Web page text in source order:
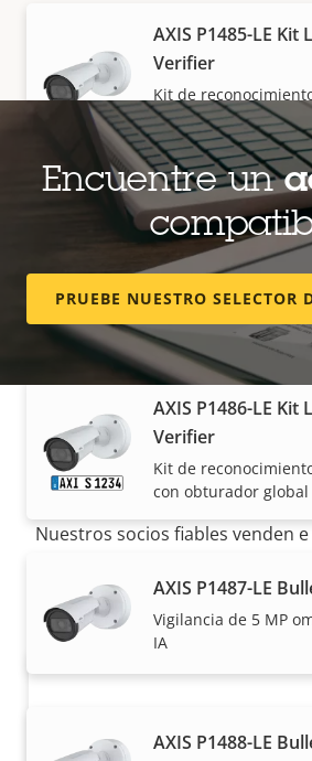
AXIS P1485-LE Kit
Verifier
Kit de
(LPR) con cámara
fluido
AXIS P1486-LE
Camera
Vigilancia de vídeo
AXIS P1486-LE Kit
Verifier
Kit de
con obturador
AXIS P1487-LE
Vigilancia de 5 MP
IA
AXIS P1488-LE
MOSTRAR PRODUCTOS
Encuentre un
PRUEBE NUESTRO SELECTOR
Cómo
Nuestros socios fiables venden
individuales.